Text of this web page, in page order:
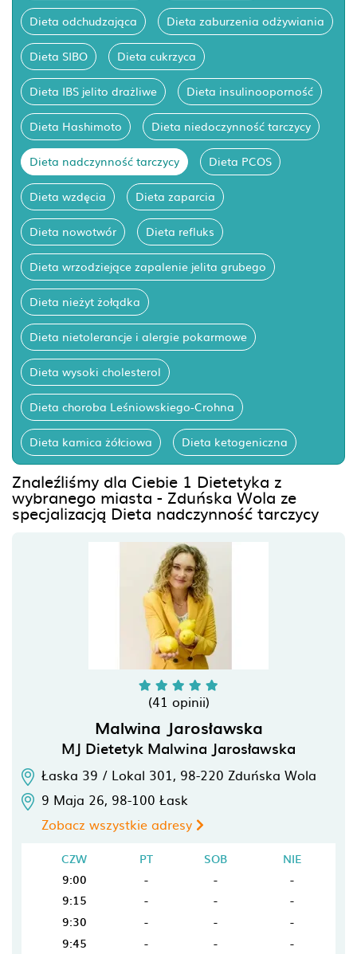
Dieta odchudzająca Dieta zaburzenia odżywiania
Dieta SIBO Dieta cukrzyca
Dieta IBS jelito drażliwe Dieta insulinooporność
Dieta Hashimoto Dieta niedoczynność tarczycy
Dieta nadczynność tarczycy Dieta PCOS
Dieta wzdęcia Dieta zaparcia
Dieta nowotwór Dieta refluks
Dieta wrzodziejące zapalenie jelita grubego
Dieta nieżyt żołądka
Dieta nietolerancje i alergie pokarmowe
Dieta wysoki cholesterol
Dieta choroba Leśniowskiego-Crohna
Dieta kamica żółciowa Dieta ketogeniczna
Znaleźliśmy dla Ciebie 1 Dietetyka z
wybranego miasta - Zduńska Wola ze
specjalizacją Dieta nadczynność tarczycy
(41 opinii)
Malwina Jarosławska
MJ Dietetyk Malwina Jarosławska
Łaska 39 / Lokal 301, 98-220 Zduńska Wola
9 Maja 26, 98-100 Łask
Zobacz wszystkie adresy
CZW PT SOB
NIE
9:00
- -
-
9:15
- -
-
9:30
- -
-
9:45
- - -